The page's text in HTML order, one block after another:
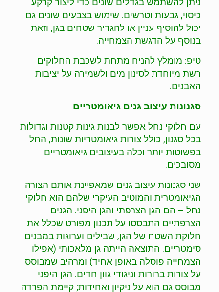
ניתן להשתמש בגדלים שונים כדי ליצור קרקע
כיסוי, גבעות וטרשים. שימוש בצבעים שונים גם
יכול להוסיף עניין או להגדיר שטחים בגן, וזאת
בנוסף על הדגשת הצמחייה.
טיפ: מומלץ להניח מתחת לשכבת החלוקים
רשת מיוחדת לסינון מים ולשמירה על יציבות
האבנים.
סגנונות עיצוב גנים גיאומטריים
עם חלוקי נחל אפשר לבנות גינות קטנות וגדולות
בכל סגנון, כולל צורות גיאומטריות שונות, החל
בפשוטות יותר וכלה בעיצובים גיאומטריים
מסובכים.
שני סגנונות עיצוב גנים שמאפיינת אותם הצורה
הגיאומטרית והמוטיב העיקרי שלהם הוא חלוקי
נחל – הם הגן הצרפתי והגן היפני. הגנים
הצרפתיים התבססו על תכנון מפורט שכלל את
חלוקת השטח של הגן, שבילים וערוגות במבנים
סימטריים. התוצאה הייתה גן מלאכותי (אפילו
הצמחייה פוסלה באופן אחיד) ומרהיב שמבוסס
על צורות ברורות וניגודי גוון חדים. הגן היפני
מבוסס גם הוא על ניקיון ואחידות; קיימת הפרדה